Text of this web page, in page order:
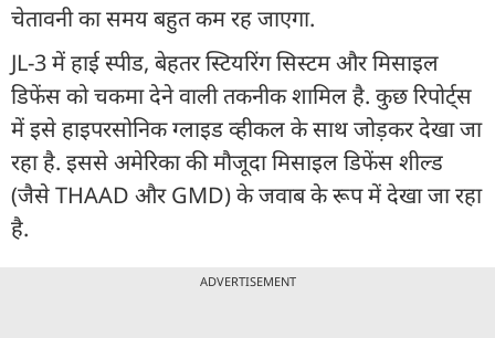
चेतावनी का समय बहुत कम रह जाएगा.
JL-3 में हाई स्पीड, बेहतर स्टियरिंग सिस्टम और मिसाइल
डिफेंस को चकमा देने वाली तकनीक शामिल है. कुछ रिपोर्ट्स
में इसे हाइपरसोनिक ग्लाइड व्हीकल के साथ जोड़कर देखा जा
रहा है. इससे अमेरिका की मौजूदा मिसाइल डिफेंस शील्ड
(जैसे THAAD और GMD) के जवाब के रूप में देखा जा रहा
है.
ADVERTISEMENT